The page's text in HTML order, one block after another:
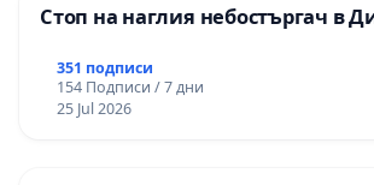
Стоп на наглия небостъргач в
351 подписи
154 Подписи / 7 дни
25 Jul 2026